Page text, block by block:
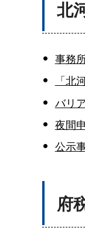
北
事務
「北
バリ
夜間
公示
府